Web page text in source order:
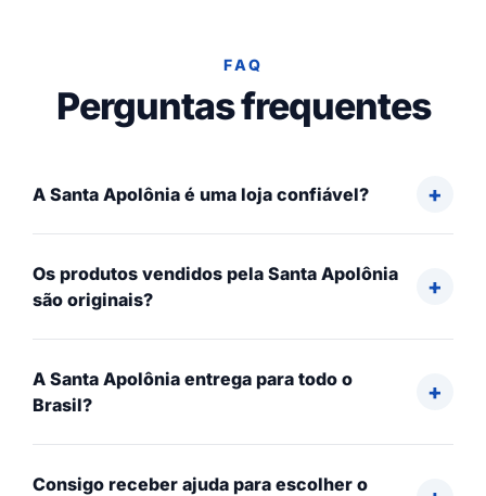
FAQ
Perguntas frequentes
A Santa Apolônia é uma loja confiável?
Os produtos vendidos pela Santa Apolônia
são originais?
A Santa Apolônia entrega para todo o
Brasil?
Consigo receber ajuda para escolher o